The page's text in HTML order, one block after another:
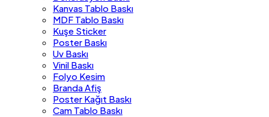
Kanvas Tablo Baskı
MDF Tablo Baskı
Kuşe Sticker
Poster Baskı
Uv Baskı
Vinil Baskı
Folyo Kesim
Branda Afiş
Poster Kağıt Baskı
Cam Tablo Baskı